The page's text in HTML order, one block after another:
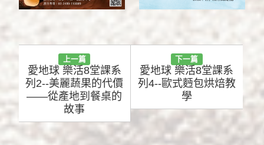
上一篇
愛地球 樂活8堂課系
列2--美麗蔬果的代價
——從產地到餐桌的
故事
下一篇
愛地球 樂活8堂課系
列4--歐式麪包烘焙教
學